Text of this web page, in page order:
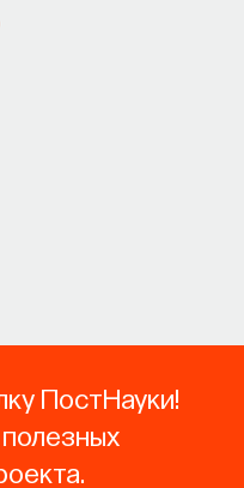
ПостНауки!